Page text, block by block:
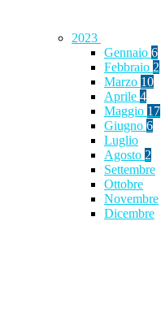
2023
Gennaio 6
Febbraio 2
Marzo 10
Aprile 4
Maggio 17
Giugno 6
Luglio
Agosto 2
Settembre
Ottobre
Novembre
Dicembre